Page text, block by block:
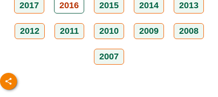
2017 2016 2015 2014 2013
2012 2011 2010 2009 2008
2007